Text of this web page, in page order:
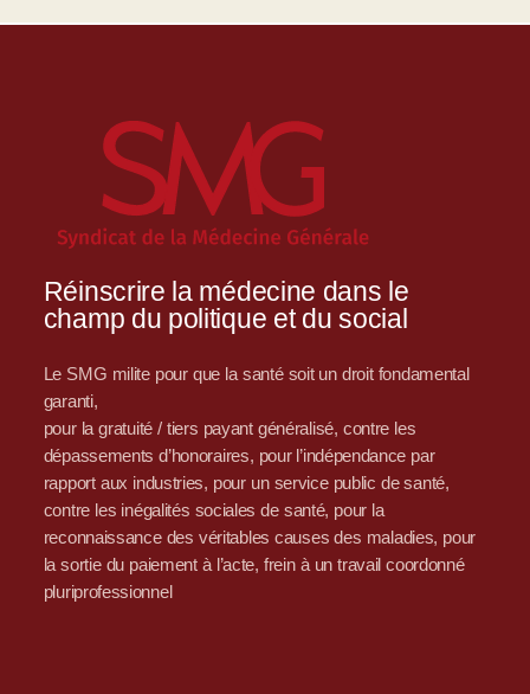
Réinscrire la médecine dans le
champ du politique et du social
Le SMG milite pour que la santé soit un droit fondamental
garanti,
pour la gratuité / tiers payant généralisé, contre les
dépassements d’honoraires, pour l’indépendance par
rapport aux industries, pour un service public de santé,
contre les inégalités sociales de santé, pour la
reconnaissance des véritables causes des maladies, pour
la sortie du paiement à l’acte, frein à un travail coordonné
pluriprofessionnel